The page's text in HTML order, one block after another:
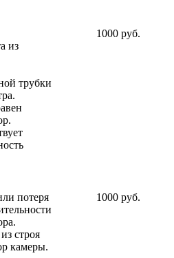
из
трубки
1000 руб.
потеря
строя
камеры.
1000 руб.